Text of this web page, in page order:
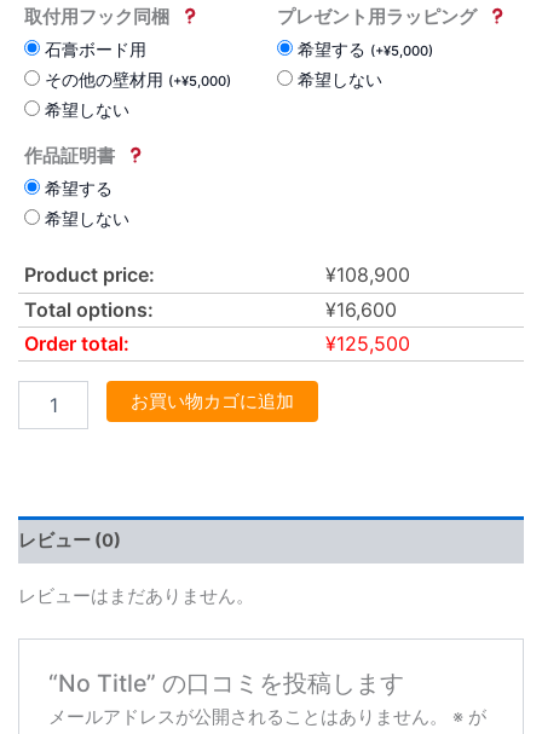
取付用フック同梱
石膏ボード用
その他の壁材用 (+¥5,000)
希望しない
プレゼント用ラッピング
希望する (+¥5,000)
希望しない
作品証明書
希望する
希望しない
Product price: ¥108,900
Total options:
¥16,600
Order total:
¥125,500
お買い物カゴに追加
レビュー (0)
レビューはまだありません。
“No Title” の口コミを投稿します
メールアドレスが公開されることはありません。 ※ が